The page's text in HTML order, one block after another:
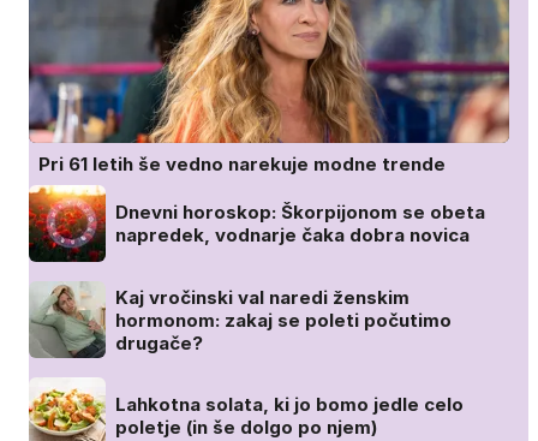
Pri 61 letih še vedno narekuje modne trende
Dnevni horoskop: Škorpijonom se obeta
napredek, vodnarje čaka dobra novica
Kaj vročinski val naredi ženskim
hormonom: zakaj se poleti počutimo
drugače?
Lahkotna solata, ki jo bomo jedle celo
poletje (in še dolgo po njem)